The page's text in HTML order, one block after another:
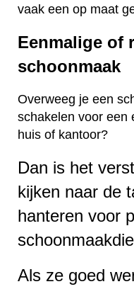
vaak een op maat
Eenmalige of
schoonmaak
Overweeg je een
schakelen voor een
huis of kantoor?
Dan is het
kijken naar de
hanteren voor
Als ze goed